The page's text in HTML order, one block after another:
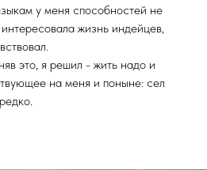
у меня способностей не
жизнь индейцев,
это, я решил - жить надо и
на меня и поныне: сел